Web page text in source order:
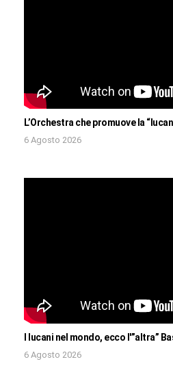
L’Orchestra che promuove la
6 Agosto 2026
I lucani nel mondo, ecco l'”altra”
6 Agosto 2026